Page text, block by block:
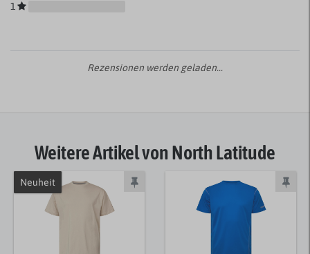
1
Rezensionen werden geladen...
Weitere Artikel von North Latitude
Neuheit